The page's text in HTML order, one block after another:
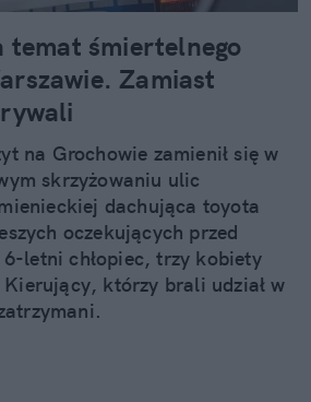
temat śmiertelnego
Zamiast
na Grochowie zamienił się w
skrzyżowaniu ulic
dachująca toyota
oczekujących przed
6-letni chłopiec, trzy kobiety
którzy brali udział w